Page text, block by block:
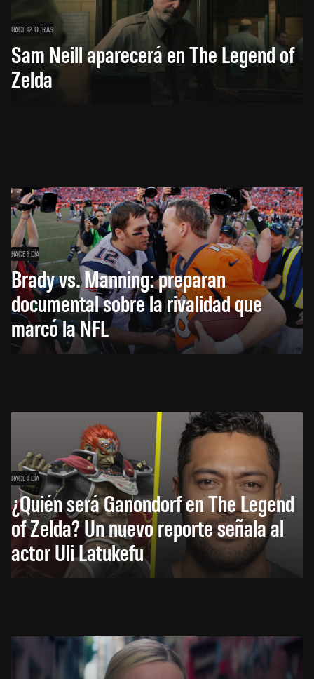
HACE 12 HORAS
Sam Neill aparecerá en The Legend of
Zelda
HACE 1 DÍA
Brady vs. Manning: preparan
documental sobre la rivalidad que
marcó la NFL
HACE 1 DÍA
¿Quién será Ganondorf en The Legend
of Zelda? Un nuevo reporte señala al
actor Uli Latukefu